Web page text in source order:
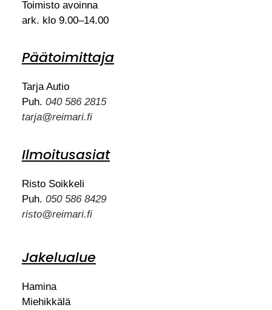
Toimisto avoinna
ark. klo 9.00–14.00
Päätoimittaja
Tarja Autio
Puh. 040 586 2815
tarja@reimari.fi
Ilmoitusasiat
Risto Soikkeli
Puh. 050 586 8429
risto@reimari.fi
Jakelualue
Hamina
Miehikkälä